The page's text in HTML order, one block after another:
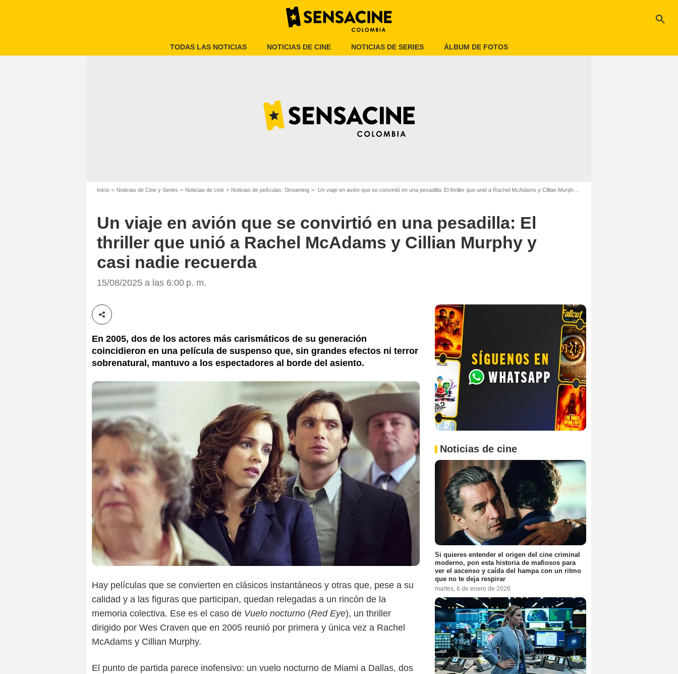
search
TODAS LAS NOTICIAS NOTICIAS DE CINE NOTICIAS DE SERIES ÁLBUM DE FOTOS
Inicio Noticias de Cine y Series Noticias de cine Noticias de películas: Streaming Un viaje en avión que se convirtió en una pesadilla: El thriller que unió a Rachel McAdams y Cillian Murphy y casi nadie recuerda
Un viaje en avión que se convirtió en una pesadilla: El
thriller que unió a Rachel McAdams y Cillian Murphy y
casi nadie recuerda
15/08/2025 a las 6:00 p. m.
Compartir esta noticia
En 2005, dos de los actores más carismáticos de su generación
coincidieron en una película de suspenso que, sin grandes efectos ni terror
sobrenatural, mantuvo a los espectadores al borde del asiento.
Hay películas que se convierten en clásicos instantáneos y otras que, pese a su
calidad y a las figuras que participan, quedan relegadas a un rincón de la
memoria colectiva. Ese es el caso de Vuelo nocturno (Red Eye), un thriller
dirigido por Wes Craven que en 2005 reunió por primera y única vez a Rachel
McAdams y Cillian Murphy.
El punto de partida parece inofensivo: un vuelo nocturno de Miami a Dallas, dos
Noticias de cine
Si quieres entender el origen del cine criminal
moderno, pon esta historia de mafiosos para
ver el ascenso y caída del hampa con un ritmo
que no te deja respirar
martes, 6 de enero de 2026